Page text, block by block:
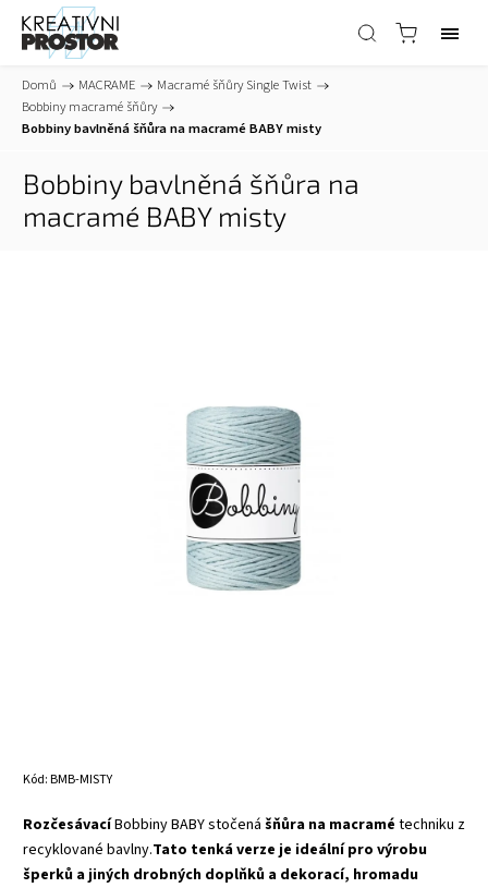
Domů / MACRAME / Macramé šňůry Single Twist /
Bobbiny macramé šňůry /
Bobbiny bavlněná šňůra na macramé BABY misty
Bobbiny bavlněná šňůra na
macramé BABY misty
Kód:BMB-MISTY
RozčesávacíBobbiny BABY stočená šňůra na macramé techniku z
recyklované bavlny.Tato tenká verze je ideální pro výrobu
šperků a jiných drobných doplňků a dekorací, hromadu